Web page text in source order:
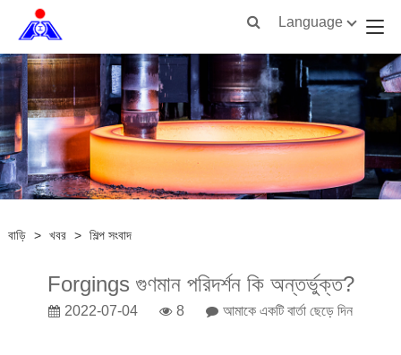
Language
বাড়ি > খবর > শিল্প সংবাদ
Forgings গুণমান পরিদর্শন কি অন্তর্ভুক্ত?
2022-07-04 8 আমাকে একটি বার্তা ছেড়ে দিন